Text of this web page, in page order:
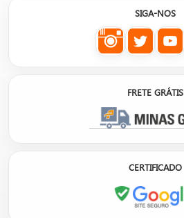
SIGA-NOS
FRETE GRÁTIS
CERTIFICADO